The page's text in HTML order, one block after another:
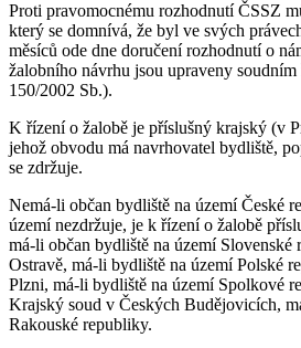
Proti pravomocnému rozhodnutí ČSSZ
který se domnívá, že byl ve svých
měsíců ode dne doručení rozhodnutí o
žalobního návrhu jsou upraveny
150/2002 Sb.).
K řízení o žalobě je příslušný krajský (v
jehož obvodu má navrhovatel bydliště,
se zdržuje.
Nemá-li občan bydliště na území České
území nezdržuje, je k řízení o žalobě
má-li občan bydliště na území
Ostravě, má-li bydliště na území Polské
Plzni, má-li bydliště na území Spolkové
Krajský soud v Českých Budějovicích,
Rakouské republiky.